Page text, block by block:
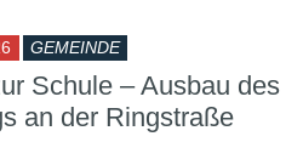
GEMEINDE
Schule – Ausbau des
an der Ringstraße